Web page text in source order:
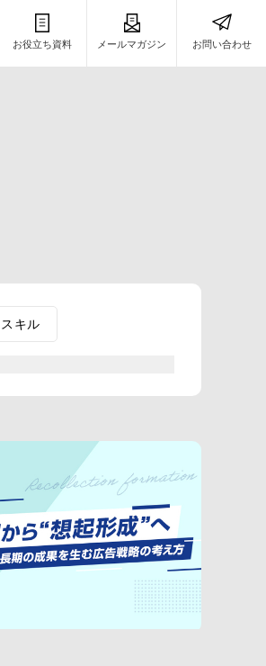
お役立ち資料 メールマガジン お問い合わせ
スキル
ーション
ングオートメーション)
WEBマーケティング